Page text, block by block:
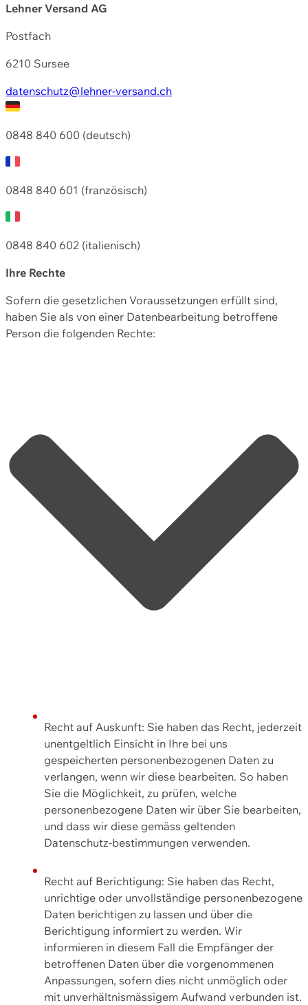
Lehner Versand AG
Postfach
6210 Sursee
datenschutz@lehner-versand.ch
0848 840 600 (deutsch)
0848 840 601 (französisch)
0848 840 602 (italienisch)
Ihre Rechte
Sofern die gesetzlichen Voraussetzungen erfüllt sind,
haben Sie als von einer Datenbearbeitung betroffene
Person die folgenden Rechte:
Recht auf Auskunft: Sie haben das Recht, jederzeit
unentgeltlich Einsicht in Ihre bei uns
gespeicherten personenbezogenen Daten zu
verlangen, wenn wir diese bearbeiten. So haben
Sie die Möglichkeit, zu prüfen, welche
personenbezogene Daten wir über Sie bearbeiten,
und dass wir diese gemäss geltenden
Datenschutz-bestimmungen verwenden.
Recht auf Berichtigung: Sie haben das Recht,
unrichtige oder unvollständige personenbezogene
Daten berichtigen zu lassen und über die
Berichtigung informiert zu werden. Wir
informieren in diesem Fall die Empfänger der
betroffenen Daten über die vorgenommenen
Anpassungen, sofern dies nicht unmöglich oder
mit unverhältnismässigem Aufwand verbunden ist.